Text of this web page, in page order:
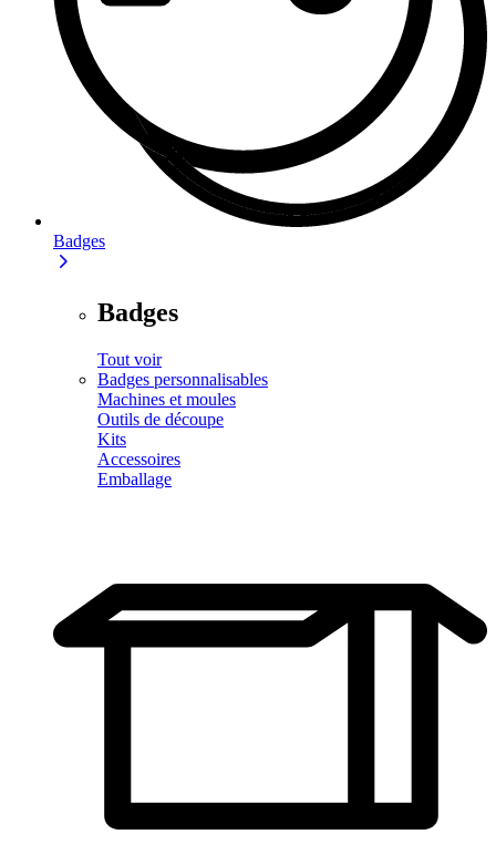
Badges
Badges
Tout voir
Badges personnalisables
Machines et moules
Outils de découpe
Kits
Accessoires
Emballage